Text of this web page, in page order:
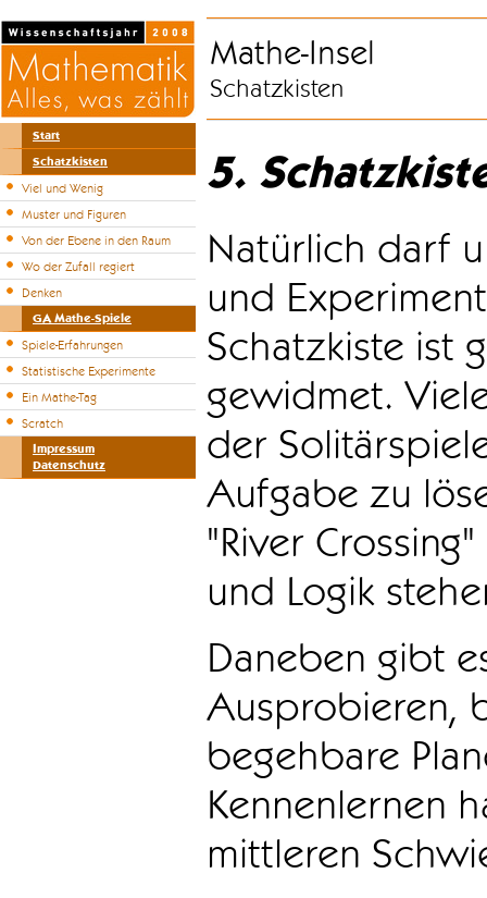
Start
Schatzkisten
Viel und Wenig
Muster und Figuren
Von der Ebene in den Raum
Wo der Zufall regiert
Denken
GA Mathe-Spiele
Spiele-Erfahrungen
Statistische Experimente
Ein Mathe-Tag
Scratch
Impressum
Datenschutz
Mathe-Insel
Schatzkisten
5.
Natürlich darf
und
Schatzkiste ist
gewidmet.
der
Aufgabe zu
"River
und Logik
Daneben gibt
Ausprobieren,
begehbare
Kennenlernen
mittleren